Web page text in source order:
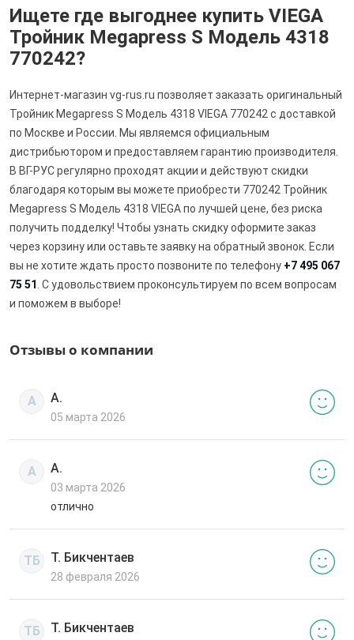
Ищете где выгоднее купить VIEGA
Тройник Megapress S Модель 4318
770242?
Интернет-магазин vg-rus.ru позволяет заказать оригинальный
Тройник Megapress S Модель 4318 VIEGA 770242 с доставкой
по Москве и России. Мы являемся официальным
дистрибьютором и предоставляем гарантию производителя.
В ВГ-РУС регулярно проходят акции и действуют скидки
благодаря которым вы можете приобрести 770242 Тройник
Megapress S Модель 4318 VIEGA по лучшей цене, без риска
получить подделку! Чтобы узнать скидку оформите заказ
через корзину или оставьте заявку на обратный звонок. Если
вы не хотите ждать просто позвоните по телефону +7 495 067
75 51 . С удовольствием проконсультируем по всем вопросам
и поможем в выборе!
Отзывы о компании
А А.
05 марта 2026
А А.
03 марта 2026
отлично
ТБ Т. Бикчентаев
28 февраля 2026
ТБ Т. Бикчентаев